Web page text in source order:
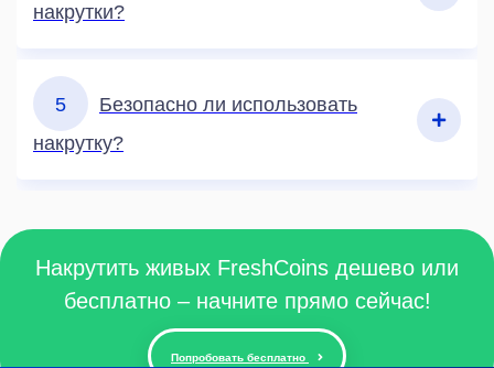
накрутки?
5
Безопасно ли использовать
накрутку?
Накрутить живых FreshCoins дешево или
бесплатно – начните прямо сейчас!
Попробовать бесплатно